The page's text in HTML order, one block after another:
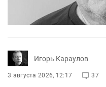
Игорь Караулов
3 августа 2026, 12:17 37